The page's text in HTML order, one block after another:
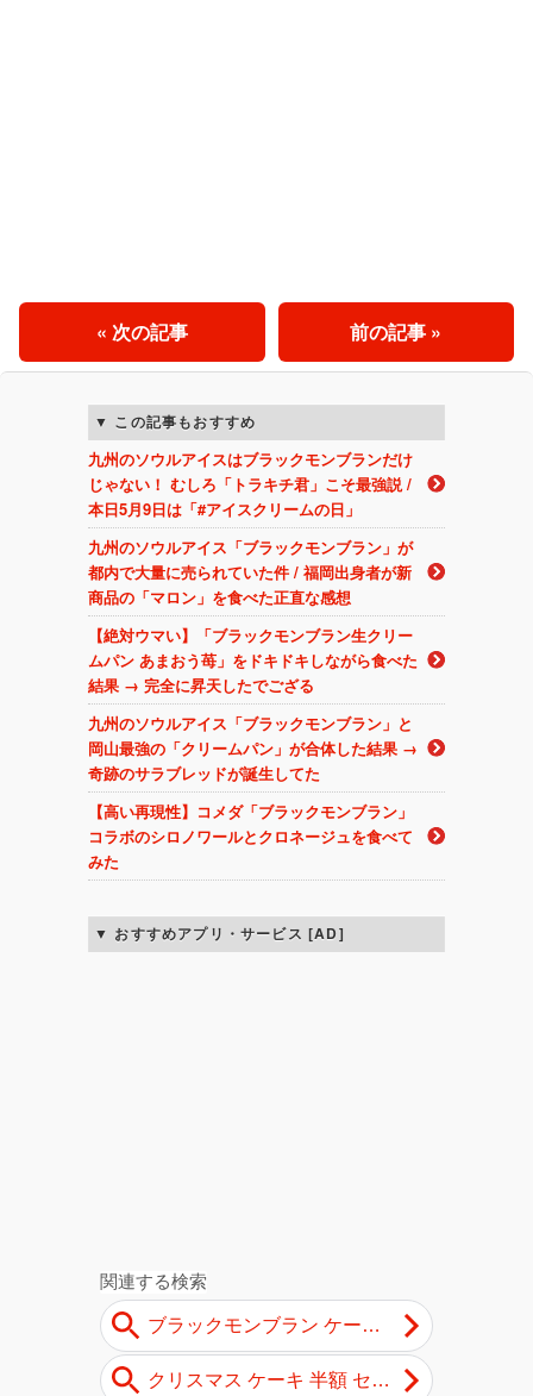
前の記事 »
« 次の記事
この記事もおすすめ
九州のソウルアイスはブラックモンブランだけ
じゃない！ むしろ「トラキチ君」こそ最強説 /
本日5月9日は「#アイスクリームの日」
九州のソウルアイス「ブラックモンブラン」が
都内で大量に売られていた件 / 福岡出身者が新
商品の「マロン」を食べた正直な感想
【絶対ウマい】「ブラックモンブラン生クリー
ムパン あまおう苺」をドキドキしながら食べた
結果 → 完全に昇天したでござる
九州のソウルアイス「ブラックモンブラン」と
岡山最強の「クリームパン」が合体した結果 →
奇跡のサラブレッドが誕生してた
【高い再現性】コメダ「ブラックモンブラン」
コラボのシロノワールとクロネージュを食べて
みた
おすすめアプリ・サービス [AD]